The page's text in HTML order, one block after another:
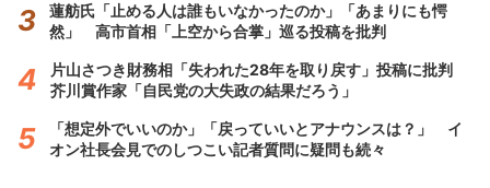
蓮舫氏「止める人は誰もいなかったのか」「あまりにも愕
然」 高市首相「上空から合掌」巡る投稿を批判
片山さつき財務相「失われた28年を取り戻す」投稿に批判
芥川賞作家「自民党の大失政の結果だろう」
「想定外でいいのか」「戻っていいとアナウンスは？」 イ
オン社長会見でのしつこい記者質問に疑問も続々